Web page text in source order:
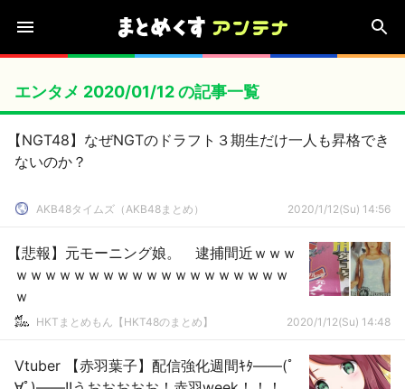
エンタメ 2020/01/12 の記事一覧
【NGT48】なぜNGTのドラフト３期生だけ一人も昇格でき
ないのか？
AKB48タイムズ（AKB48まとめ） 2020/1/12(Su) 14:56
【悲報】元モーニング娘。 逮捕間近ｗｗｗ
ｗｗｗｗｗｗｗｗｗｗｗｗｗｗｗｗｗｗｗ
ｗ
HKTまとめもん【HKT48のまとめ】 2020/1/12(Su) 14:48
Vtuber 【赤羽葉子】配信強化週間ｷﾀ――(ﾟ